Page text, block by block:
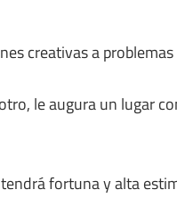
creativas a
le augura un lugar
fortuna y alta